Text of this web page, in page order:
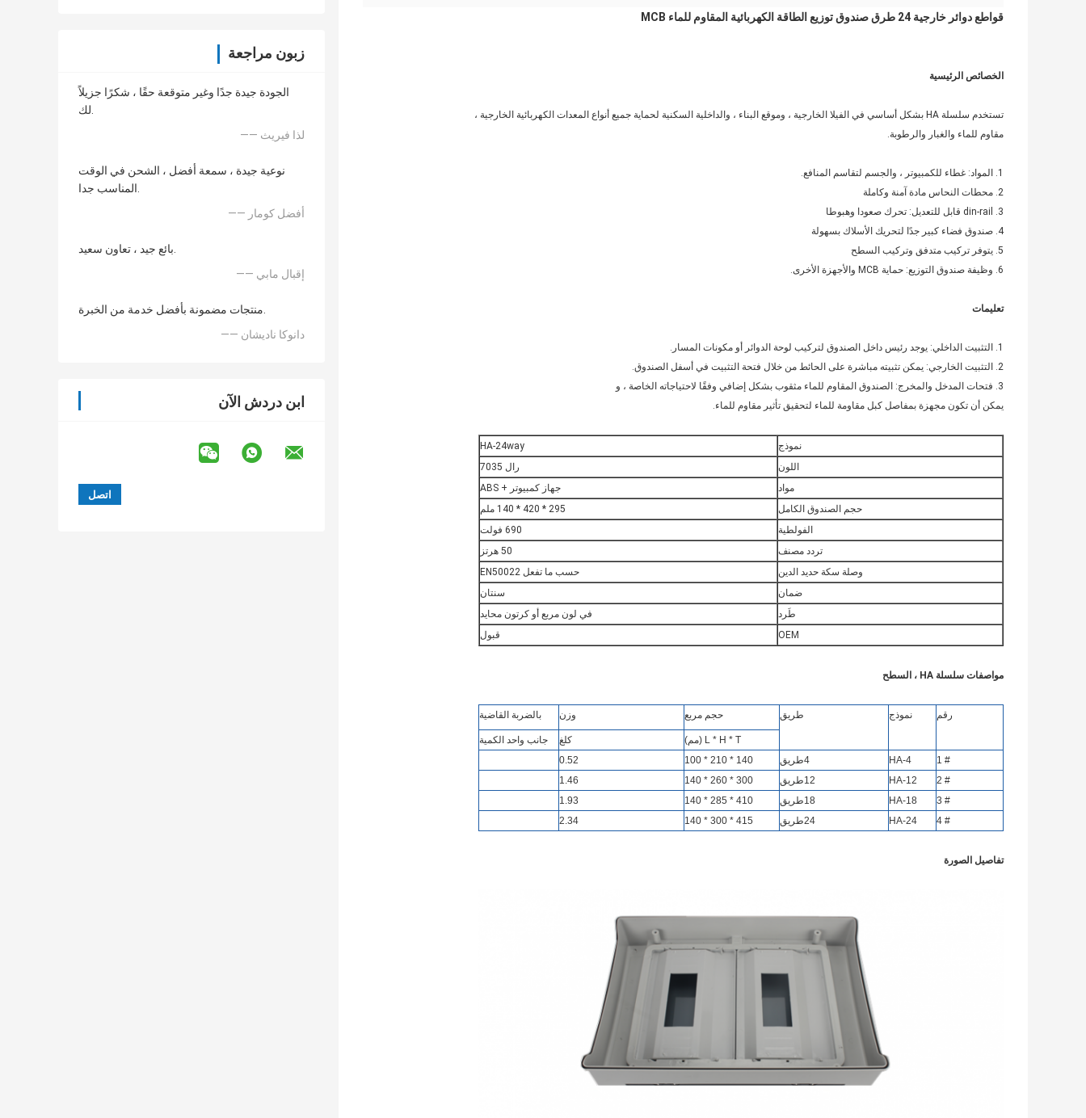
زبون مراجعة
الجودة جيدة جدًا وغير متوقعة حقًا ، شكرًا جزيلاً
لك.
—— لذا فيريث
نوعية جيدة ، سمعة أفضل ، الشحن في الوقت
المناسب جدا.
—— أفضل كومار
بائع جيد ، تعاون سعيد.
—— إقبال مابي
منتجات مضمونة بأفضل خدمة من الخبرة.
—— دانوكا ناديشان
ابن دردش الآن
قواطع دوائر خارجية 24 طرق صندوق توزيع الطاقة الكهربائية المقاوم للماء MCB
الخصائص الرئيسية
تستخدم سلسلة HA بشكل أساسي في الفيلا الخارجية ، وموقع البناء ، والداخلية السكنية لحماية جميع أنواع المعدات الكهربائية الخارجية ،
مقاوم للماء والغبار والرطوبة.
1. المواد: غطاء للكمبيوتر ، والجسم لتقاسم المنافع.
2. محطات النحاس مادة آمنة وكاملة
3. din-rail قابل للتعديل: تحرك صعودا وهبوطا
4. صندوق فضاء كبير جدًا لتحريك الأسلاك بسهولة
5. يتوفر تركيب متدفق وتركيب السطح
6. وظيفة صندوق التوزيع: حماية MCB والأجهزة الأخرى.
تعليمات
1. التثبيت الداخلي: يوجد رئيس داخل الصندوق لتركيب لوحة الدوائر أو مكونات المسار.
2. التثبيت الخارجي: يمكن تثبيته مباشرة على الحائط من خلال فتحة التثبيت في أسفل الصندوق.
3. فتحات المدخل والمخرج: الصندوق المقاوم للماء مثقوب بشكل إضافي وفقًا لاحتياجاته الخاصة ، و
يمكن أن تكون مجهزة بمفاصل كبل مقاومة للماء لتحقيق تأثير مقاوم للماء.
نموذج
HA-24way
اللون
رال 7035
مواد
جهاز كمبيوتر + ABS
حجم الصندوق الكامل
295 * 420 * 140 ملم
الفولطية
690 فولت
تردد مصنف
50 هرتز
وصلة سكة حديد الدين
حسب ما تفعل EN50022
ضمان
سنتان
طَرد
في لون مربع أو كرتون محايد
OEM
قبول
مواصفات سلسلة HA ، السطح
رقم نموذج طريق حجم مربع وزن بالضربة القاضية
L * H * T (مم) كلغ
جانب واحد الكمية
# 1
HA-4
4طريق 140 * 210 * 100
0.52
# 2
HA-12
12طريق 300 * 260 * 140
1.46
# 3
HA-18
18طريق 410 * 285 * 140
1.93
# 4
HA-24
24طريق 415 * 300 * 140
2.34
تفاصيل الصورة